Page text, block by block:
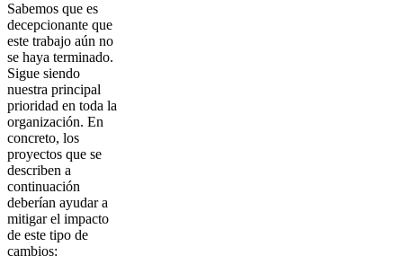
Sabemos que es
decepcionante que
este trabajo aún no
se haya terminado.
Sigue siendo
nuestra principal
prioridad en toda la
organización. En
concreto, los
proyectos que se
describen a
continuación
deberían ayudar a
mitigar el impacto
de este tipo de
cambios: